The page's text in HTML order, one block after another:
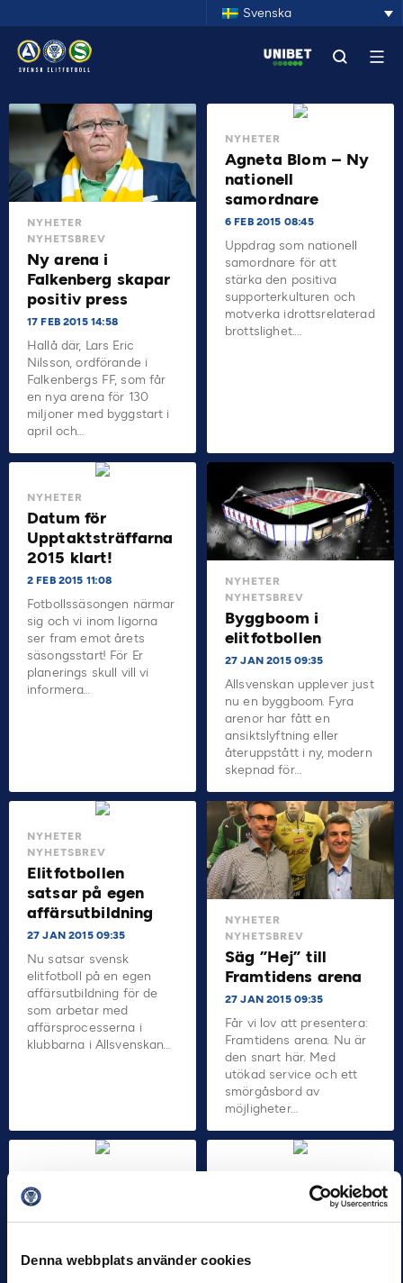
Denna webbplats använder cookies
Svenska
NYHETER
NYHETSBREV
Ny arena i
Falkenberg skapar
positiv press
17 FEB 2015 14:58
Hallå där, Lars Eric
Nilsson, ordförande i
Falkenbergs FF, som får
en nya arena för 130
miljoner med byggstart i
april och…
NYHETER
Agneta Blom – Ny
nationell
samordnare
6 FEB 2015 08:45
Uppdrag som nationell
samordnare för att
stärka den positiva
supporterkulturen och
motverka idrottsrelaterad
brottslighet.…
NYHETER
Datum för
Upptaktsträffarna
2015 klart!
2 FEB 2015 11:08
Fotbollssäsongen närmar
sig och vi inom ligorna
ser fram emot årets
säsongsstart! För Er
planerings skull vill vi
informera…
NYHETER
NYHETSBREV
Byggboom i
elitfotbollen
27 JAN 2015 09:35
Allsvenskan upplever just
nu en byggboom. Fyra
arenor har fått en
ansiktslyftning eller
återuppstått i ny, modern
skepnad för…
NYHETER
NYHETSBREV
Elitfotbollen
satsar på egen
affärsutbildning
27 JAN 2015 09:35
Nu satsar svensk
elitfotboll på en egen
affärsutbildning för de
som arbetar med
affärsprocesserna i
klubbarna i Allsvenskan…
NYHETER
NYHETSBREV
Säg ”Hej” till
Framtidens arena
27 JAN 2015 09:35
Får vi lov att presentera:
Framtidens arena. Nu är
den snart här. Med
utökad service och ett
smörgåsbord av
möjligheter…
NYHETSBREV
Högre tempo
Hammarby
Lyckad samverkan
Abu Dhabi